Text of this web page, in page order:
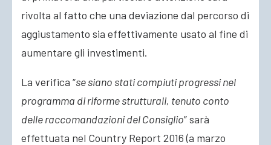
rivolta al fatto che una deviazione dal percorso di
aggiustamento sia effettivamente usato al fine di
aumentare gli investimenti.
La verifica “se siano stati compiuti progressi nel
programma di riforme strutturali, tenuto conto
delle raccomandazioni del Consiglio” sarà
effettuata nel Country Report 2016 (a marzo